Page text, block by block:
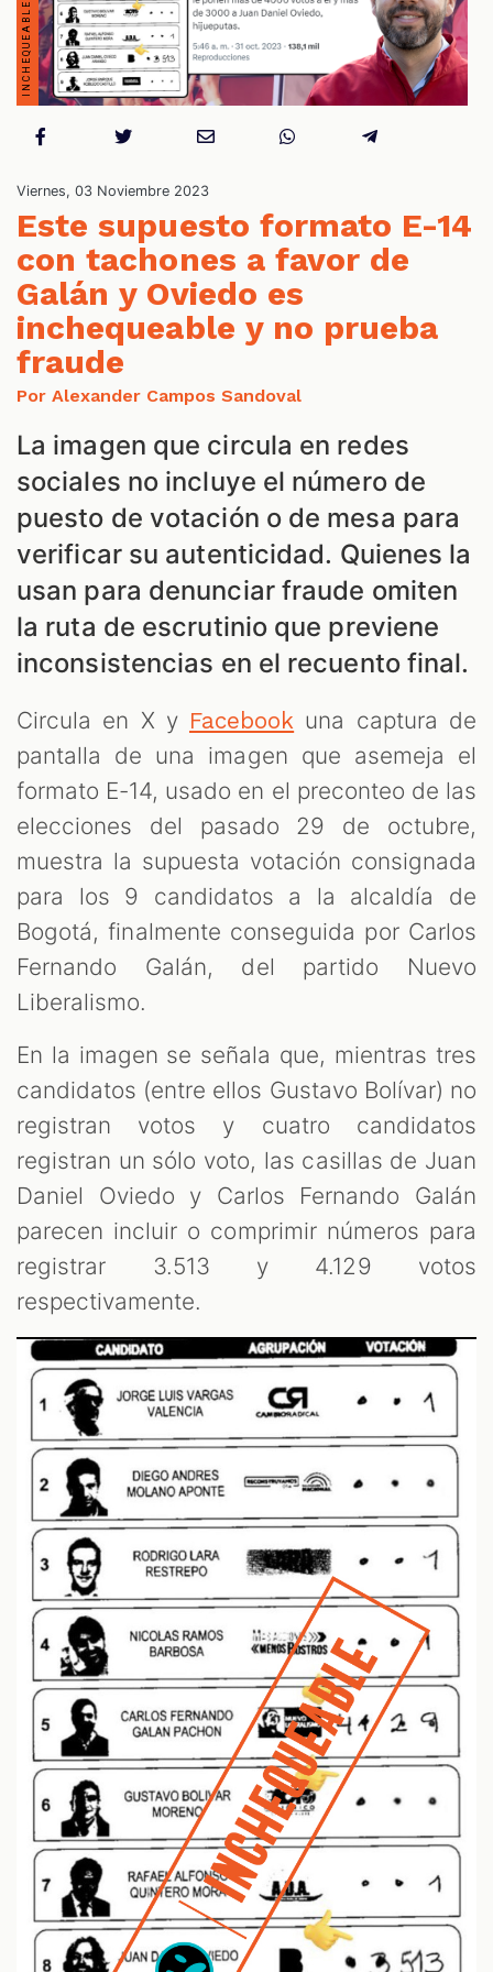
Viernes, 03 Noviembre 2023
Este supuesto formato E-14
con tachones a favor de
Galán y Oviedo es
inchequeable y no prueba
fraude
Por Alexander Campos Sandoval
La imagen que circula en redes
sociales no incluye el número de
puesto de votación o de mesa para
verificar su autenticidad. Quienes la
usan para denunciar fraude omiten
la ruta de escrutinio que previene
inconsistencias en el recuento final.
Circula en X y Facebook una captura de
pantalla de una imagen que asemeja el
formato E-14, usado en el preconteo de las
elecciones del pasado 29 de octubre,
muestra la supuesta votación consignada
para los 9 candidatos a la alcaldía de
Bogotá, finalmente conseguida por Carlos
Fernando Galán, del partido Nuevo
Liberalismo.
En la imagen se señala que, mientras tres
candidatos (entre ellos Gustavo Bolívar) no
registran votos y cuatro candidatos
registran un sólo voto, las casillas de Juan
Daniel Oviedo y Carlos Fernando Galán
parecen incluir o comprimir números para
registrar 3.513 y 4.129 votos
respectivamente.